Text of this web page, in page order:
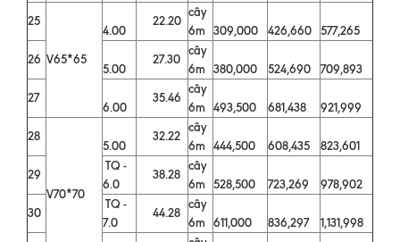
25
V65*65
4.00
22.20
cây
6m
309,000 426,660
577,265
26
5.00
27.30
cây
6m
380,000 524,690
709,893
27
6.00
35.46
cây
6m
493,500 681,438
921,999
28
V70*70
5.00
32.22
cây
6m
444,500 608,435
823,601
29
TQ -
6.0
38.28
cây
6m
528,500 723,269
978,902
30
TQ -
7.0
44.28
cây
6m
611,000 836,297
1,131,998